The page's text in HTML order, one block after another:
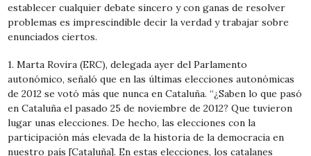
establecer cualquier debate sincero y con ganas de resolver
problemas es imprescindible decir la verdad y trabajar sobre
enunciados ciertos.
1. Marta Rovira (ERC), delegada ayer del Parlamento
autonómico, señaló que en las últimas elecciones autonómicas
de 2012 se votó más que nunca en Cataluña. “¿Saben lo que pasó
en Cataluña el pasado 25 de noviembre de 2012? Que tuvieron
lugar unas elecciones. De hecho, las elecciones con la
participación más elevada de la historia de la democracia en
nuestro país [Cataluña]. En estas elecciones, los catalanes